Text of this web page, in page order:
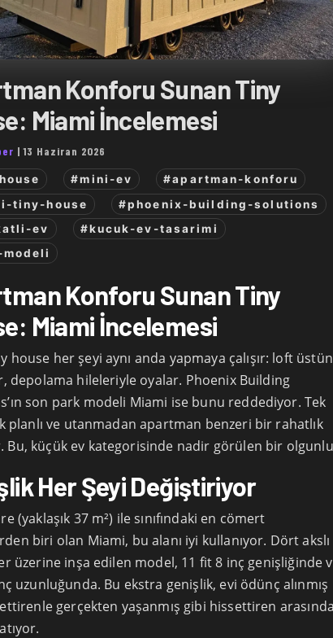
Konforu Sunan Tiny
Miami İncelemesi
|13 Haziran 2026
#mini-ev
#apartman-konforu
tiny-house
#phoenix-building-solutions
ev
#kucuk-ev-tasarimi
Konforu Sunan Tiny
Miami İncelemesi
house her şeyi aynı anda yapmaya çalışır: loft
depolama hileleriyle oyalar. Phoenix Building
son park modeli Miami ise bunu reddediyor. Tek
planlı ve utanmadan apartman benzeri bir rahatlık
Bu, küçük ev kategorisinde nadir görülen bir
Her Şeyi Değiştiriyor
(yaklaşık 37 m²) ile sınıfındaki en cömert
biri olan Miami, bu alanı iyi kullanıyor. Dört akslı
üzerine inşa edilen model, 11 fit 8 inç genişliğinde
uzunluğunda. Bu ekstra genişlik, evi ödünç alınmış
gerçekten yaşanmış gibi hissettiren